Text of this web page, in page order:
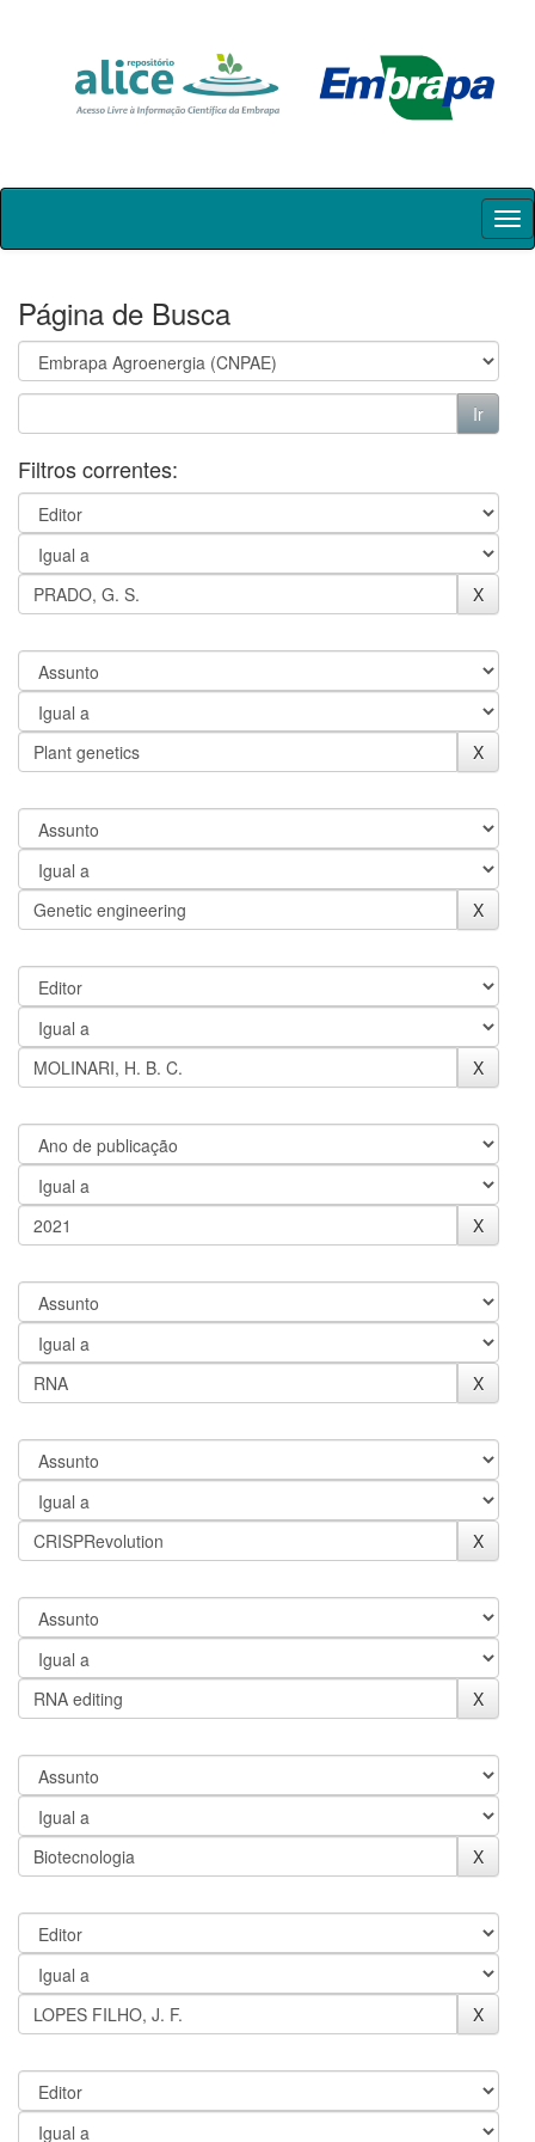
Skip
Página de Busca
Filtros correntes: